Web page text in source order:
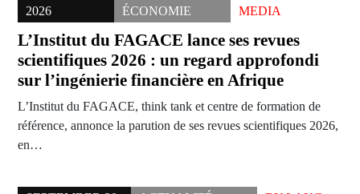
2026
ÉCONOMIE
MEDIA
L’Institut du FAGACE lance ses revues
scientifiques 2026 : un regard approfondi
sur l’ingénierie financière en Afrique
L’Institut du FAGACE, think tank et centre de formation de
référence, annonce la parution de ses revues scientifiques 2026,
en…